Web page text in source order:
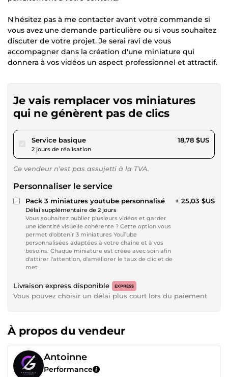
N'hésitez pas à me contacter avant votre commande si
vous avez une demande particulière ou si vous souhaitez
discuter de votre projet. Je serai ravi de vous
accompagner dans la création d'une miniature qui
donnera à vos vidéos un aspect professionnel et attractif.
Je vais remplacer vos miniatures
qui ne génèrent pas de clics
Service basiquepour 17,30 $US
2 jours de réalisation
18,78 $US
Ce vendeur n’est pas assujetti à la TVA.
Personnaliser le service
Pack 3 miniatures youtube personnalisé
Délai supplémentaire de 2 jours
Vous souhaitez publier plusieurs vidéos et garder
une identité visuelle cohérente ? Cette option vous
permet d'obtenir 3 miniatures YouTube
personnalisées adaptées à votre chaîne et à vos
besoins. Chaque miniature est créée avec soin afin
d'attirer l'attention, d'améliorer le taux de clic et de
met
+ 25,03 $US
Livraison express disponible EXPRESS
Vous pouvez choisir un délai plus court lors du paiement
À propos du vendeur
Antoinne
Performance